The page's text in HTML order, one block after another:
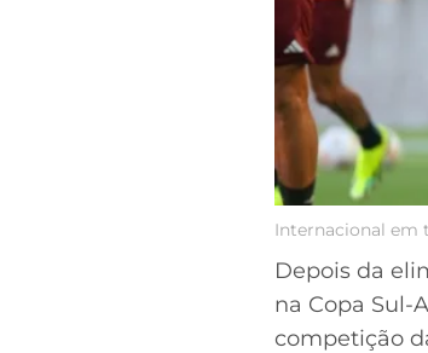
Internacional em
Depois da
na Copa Sul-
competição